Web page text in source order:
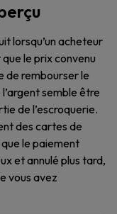
lorsqu’un acheteur
le prix convenu
de rembourser le
semble être
de l’escroquerie.
des cartes de
le paiement
et annulé plus tard,
vous avez